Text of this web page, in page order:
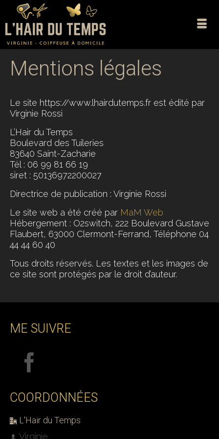
Mentions légales
Le site https://www.lhairdutemps.fr est édité par
Virginie Rossi
L’Hair du Temps
Boulevard des Tuileries
83640 Saint-Zacharie
Tél : 06 99 81 66 19
siret : 50136972200027
Directrice de publication : Virginie Rossi
Le site web a été créé par MaM Web
Hébergement : O2switch, 222 Boulevard Gustave
Flaubert, 63000 Clermont-Ferrand, Téléphone 04
44 44 60 40
Tous droits réservés. Les textes et les images de
ce site sont protégés par le droit d’auteur.
ME SUIVRE
COORDONNÉES
L'Hair du Temps
Virginie